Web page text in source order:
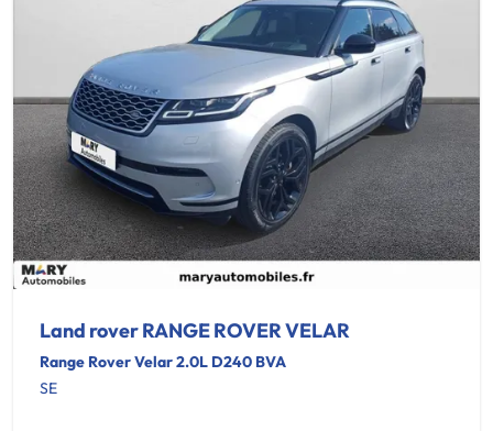
Land rover RANGE ROVER VELAR
Range Rover Velar 2.0L D240 BVA
SE